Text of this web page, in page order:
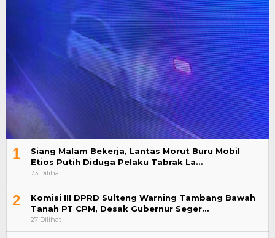
1
Siang Malam Bekerja, Lantas Morut Buru Mobil
Etios Putih Diduga Pelaku Tabrak La…
73 Dilihat
2
Komisi III DPRD Sulteng Warning Tambang Bawah
Tanah PT CPM, Desak Gubernur Seger…
27 Dilihat